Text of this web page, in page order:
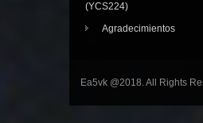
(YCS224)
Agradecimientos
Ea5vk @2018. All Rights